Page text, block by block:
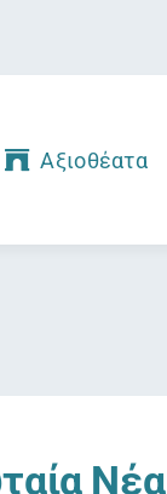
Αξιοθέατα
Νέα